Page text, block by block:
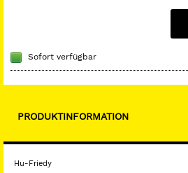
Sofort verfügbar
PRODUKTINFORMATION
Hu-Friedy